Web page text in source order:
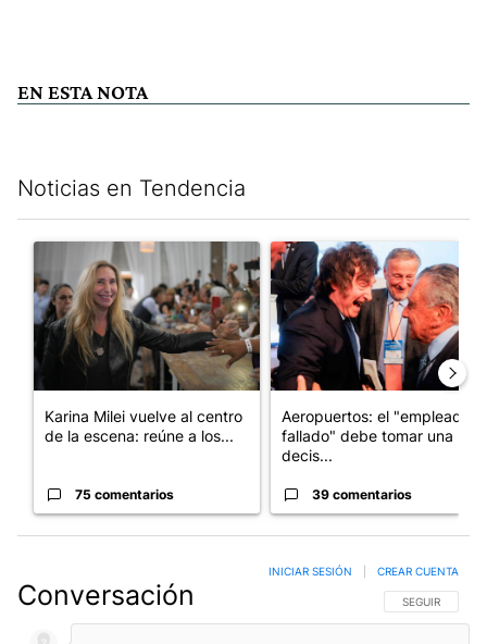
EN ESTA NOTA
Noticias en Tendencia
Un artículo de tendencia con el título "Karina Milei vuelve al
Karina Milei vuelve al centro
de la escena: reúne a los...
75 comentarios
Un artículo de tendencia con
Aeropuertos: el "empleado
fallado" debe tomar una
decis...
39 comentarios
Conversación SIGA ESTA
SEGUIR
INICIAR SESIÓN CREAR CUENTA